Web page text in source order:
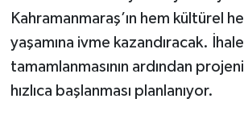
Kahramanmaraş’ın hem kültürel
yaşamına ivme kazandıracak.
tamamlanmasının ardından
hızlıca başlanması planlanıyor.